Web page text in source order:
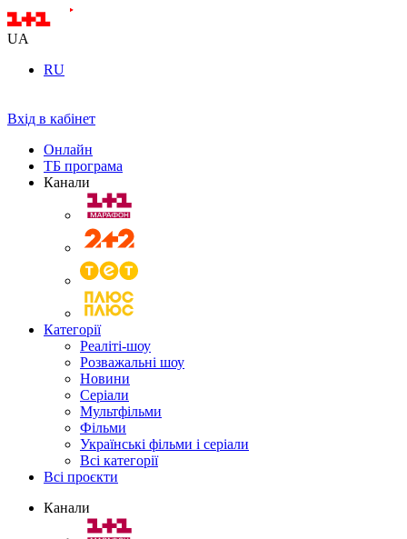
UA
RU
Вхід в кабінет
Онлайн
ТБ програма
Канали
Категорії
Реаліті-шоу
Розважальні шоу
Новини
Серіали
Мультфільми
Фільми
Українські фільми і серіали
Всі категорії
Всі проєкти
Канали